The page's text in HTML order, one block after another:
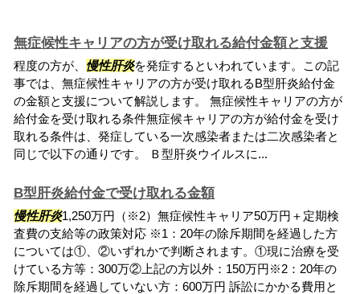
無症候性キャリアの方が受け取れる給付金額と支援
程度の方が、 慢性肝炎を発症するといわれています。この記
事では、無症候性キャリアの方が受け取れるB型肝炎給付金
の金額と支援について解説します。 無症候性キャリアの方が
給付金を受け取れる条件無症候キャリアの方が給付金を受け
取れる条件は、発症している一次感染者または二次感染者と
同じで以下の通りです。 Ｂ型肝炎ウイルスに...
B型肝炎給付金で受け取れる金額
慢性肝炎1,250万円（※2）無症候性キャリア50万円＋定期検
査費の支給等の政策対応 ※1：20年の除斥期間を経過した方
については①、②いずれかで判断されます。①現に治療を受
けている方等：300万②上記の方以外：150万円※2：20年の
除斥期間を経過していない方：600万円 訴訟にかかる費用と